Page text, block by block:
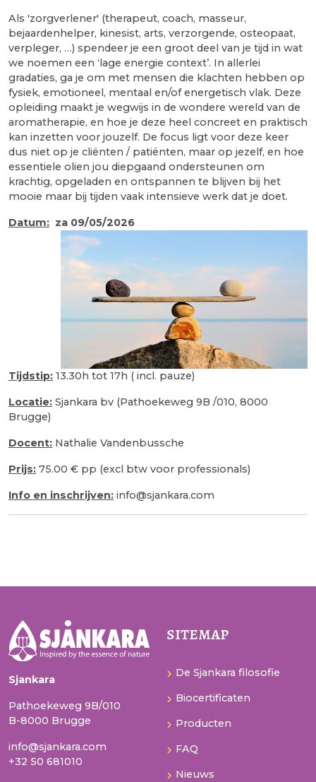
Als 'zorgverlener' (therapeut, coach, masseur,
bejaardenhelper, kinesist, arts, verzorgende, osteopaat,
verpleger, …) spendeer je een groot deel van je tijd in wat
we noemen een ‘lage energie context’. In allerlei
gradaties, ga je om met mensen die klachten hebben op
fysiek, emotioneel, mentaal en/of energetisch vlak. Deze
opleiding maakt je wegwijs in de wondere wereld van de
aromatherapie, en hoe je deze heel concreet en praktisch
kan inzetten voor jouzelf. De focus ligt voor deze keer
dus niet op je cliënten / patiënten, maar op jezelf, en hoe
essentiele olien jou diepgaand ondersteunen om
krachtig, opgeladen en ontspannen te blijven bij het
mooie maar bij tijden vaak intensieve werk dat je doet.
Datum: za 09/05/2026
Tijdstip: 13.30h tot 17h ( incl. pauze)
Locatie: Sjankara bv (Pathoekeweg 9B /010, 8000
Brugge)
Docent: Nathalie Vandenbussche
Prijs: 75.00 € pp (excl btw voor professionals)
Info en inschrijven: info@sjankara.com
Sjankara
Pathoekeweg 9B/010
B-8000 Brugge
info@sjankara.com
+32 50 681010
sitemap
De Sjankara filosofie
Biocertificaten
Producten
FAQ
Nieuws